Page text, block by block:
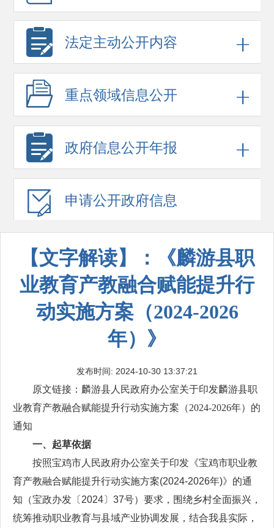
法定主动公开内容
重点领域信息公开
政府信息公开年报
申请公开政府信息
【文字解读】：《麟游县职
业教育产教融合赋能提升行
动实施方案（2024-2026
年）》
发布时间: 2024-10-30 13:37:21
原文链接： 麟游县人民政府办公室关于印发麟游县职
业教育产教融合赋能提升行动实施方案（2024-2026年）的
通知
一、起草依据
按照宝鸡市人民政府办公室关于印发《宝鸡市职业教
育产教融合赋能提升行动实施方案(2024-2026年)》的通
知（宝政办发〔2024〕37号）要求，围绕乡村全面振兴，
统筹推动职业教育与县域产业协调发展，结合我县实际，